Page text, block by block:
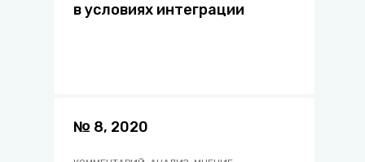
в условиях интеграции
№ 8, 2020